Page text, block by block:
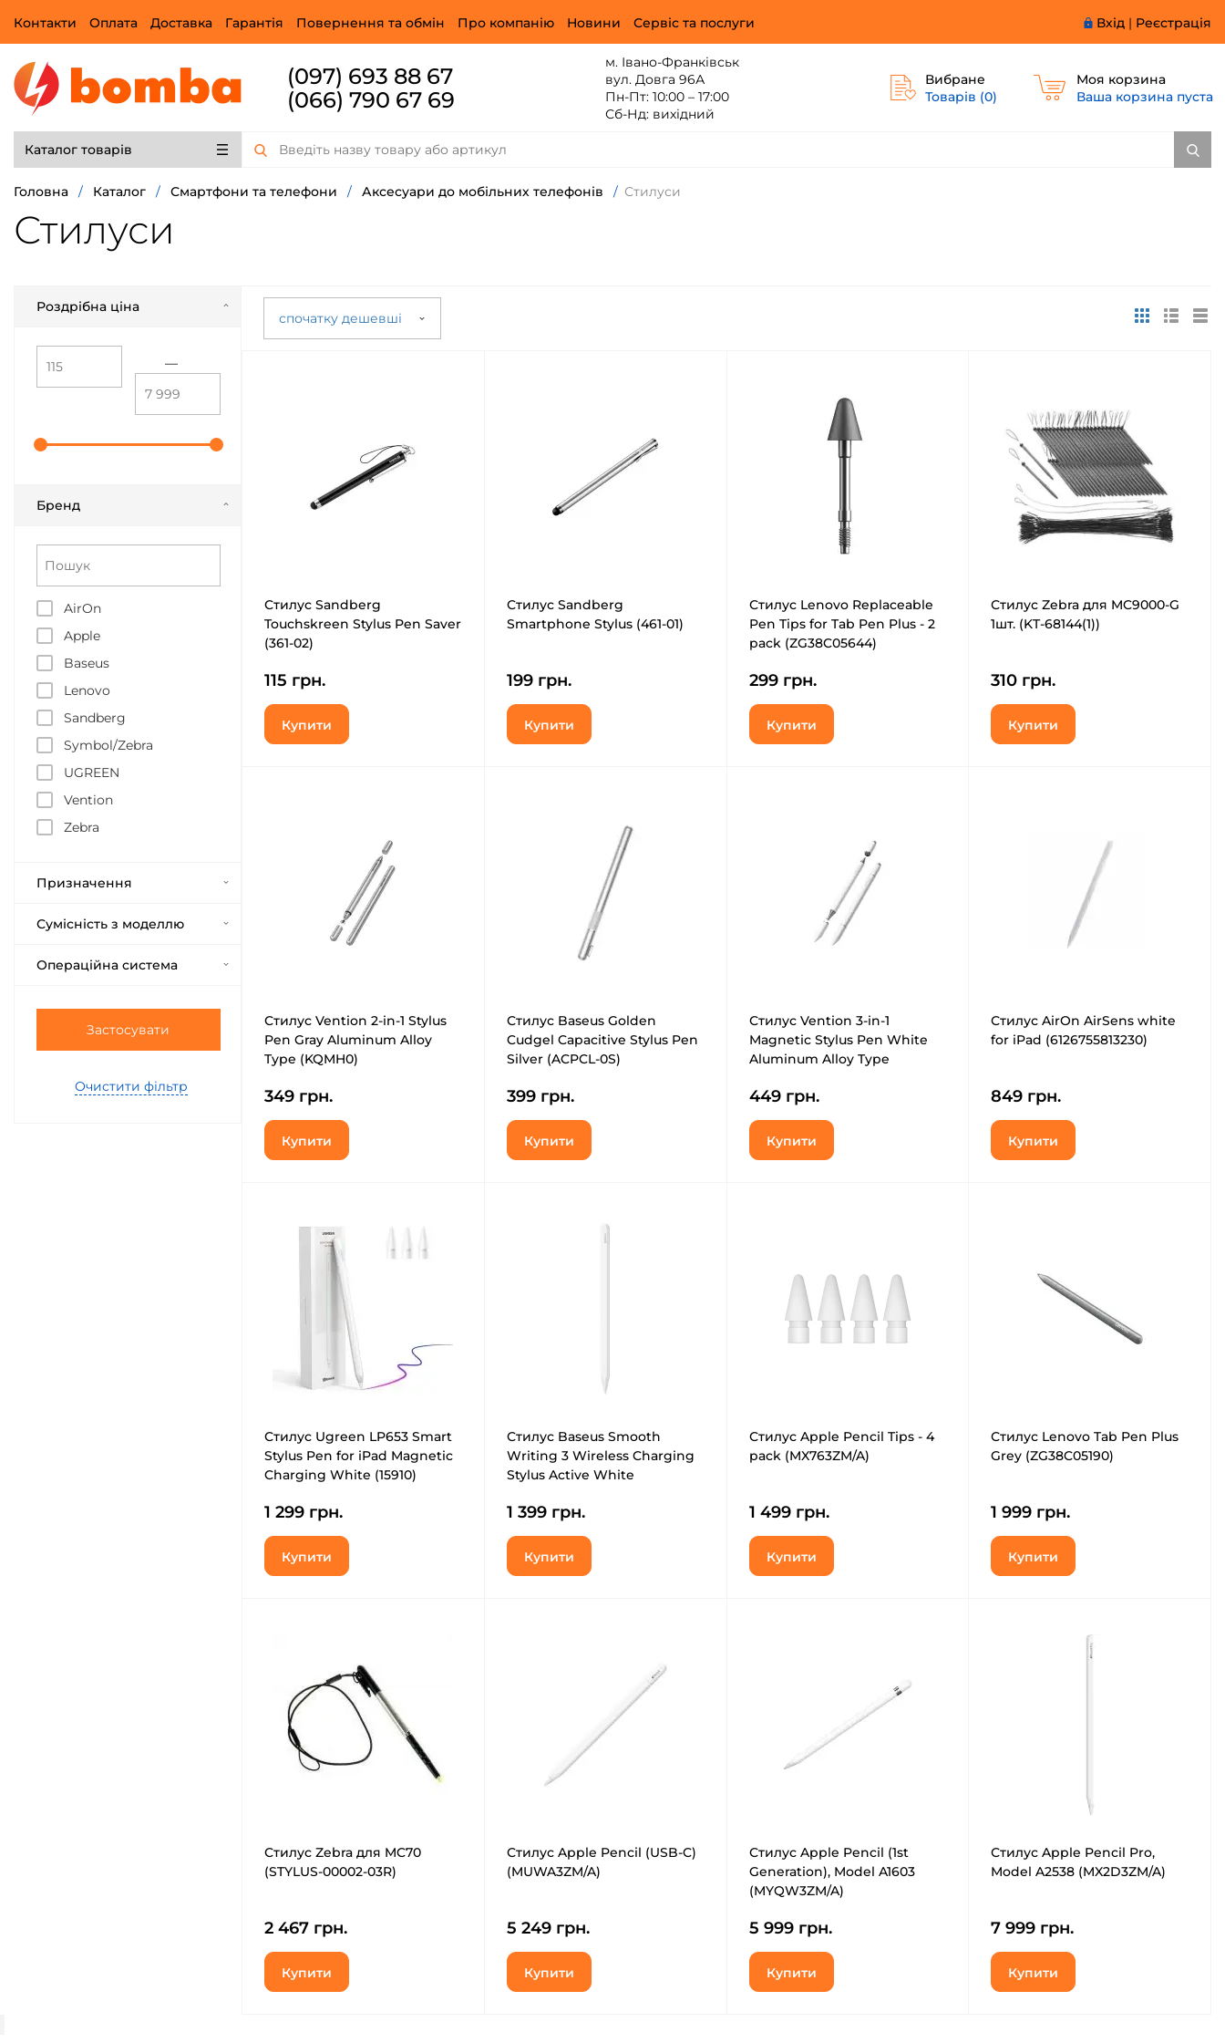
Вхід | Реєстрація
Контакти Оплата Доставка Гарантія Повернення та обмін Про компанію Новини Сервіс та послуги
(097) 693 88 67
(066) 790 67 69
м. Івано-Франківськ
вул. Довга 96А
Пн-Пт: 10:00 – 17:00
Сб-Нд: вихідний
Вибране
Товарів (0)
Моя корзина
Ваша корзина пуста
Каталог товарів
Головна / Каталог / Смартфони та телефони / Аксесуари до мобільних телефонів / Стилуси
Стилуси
спочатку дешевші
Роздрібна ціна
—
Бренд
AirOn
Apple
Baseus
Lenovo
Sandberg
Symbol/Zebra
UGREEN
Vention
Zebra
Призначення
Сумісність з моделлю
Операційна система
Застосувати
Очистити фільтр
Стилус Sandberg
Touchskreen Stylus Pen Saver
(361-02)
115 грн.
Купити
Стилус Sandberg
Smartphone Stylus (461-01)
199 грн.
Купити
Стилус Lenovo Replaceable
Pen Tips for Tab Pen Plus - 2
pack (ZG38C05644)
299 грн.
Купити
Стилус Zebra для MC9000-G
1шт. (KT-68144(1))
310 грн.
Купити
Стилус Vention 2-in-1 Stylus
Pen Gray Aluminum Alloy
Type (KQMH0)
349 грн.
Купити
Стилус Baseus Golden
Cudgel Capacitive Stylus Pen
Silver (ACPCL-0S)
399 грн.
Купити
Стилус Vention 3-in-1
Magnetic Stylus Pen White
Aluminum Alloy Type
449 грн.
Купити
Стилус AirOn AirSens white
for iPad (6126755813230)
849 грн.
Купити
Стилус Ugreen LP653 Smart
Stylus Pen for iPad Magnetic
Charging White (15910)
1 299 грн.
Купити
Стилус Baseus Smooth
Writing 3 Wireless Charging
Stylus Active White
1 399 грн.
Купити
Стилус Apple Pencil Tips - 4
pack (MX763ZM/A)
1 499 грн.
Купити
Стилус Lenovo Tab Pen Plus
Grey (ZG38C05190)
1 999 грн.
Купити
Стилус Zebra для MC70
(STYLUS-00002-03R)
2 467 грн.
Купити
Стилус Apple Pencil (USB-C)
(MUWA3ZM/A)
5 249 грн.
Купити
Стилус Apple Pencil (1st
Generation), Model A1603
(MYQW3ZM/A)
5 999 грн.
Купити
Стилус Apple Pencil Pro,
Model A2538 (MX2D3ZM/A)
7 999 грн.
Купити